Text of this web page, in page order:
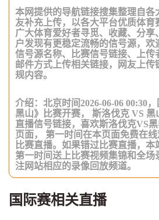
本网提供的导航链接搜集整理自各
友补充上传，以各大平台优质体育
广大体育爱好者寻觅、收藏、分享
户发现有更稳定流畅的信号源，欢
信号源名称、比赛信号链接、上传
邮件方式上传相关链接，网友上传
规内容。
介绍：北京时间2026-06-06 00:30
黑山》比赛开赛， 斯洛伐克 VS
直播信号链接，喜欢斯洛伐克VS
页面， 第一时间在本页面免费在
比赛直播。如果错过比赛直播，本
第一时间送上比赛视频集锦和全场
注网站相应的录像回放频道。
国际赛相关直播